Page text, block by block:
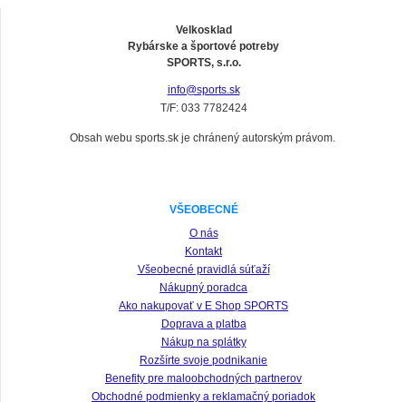
Velkosklad
Rybárske a športové potreby
SPORTS, s.r.o.
info@sports.sk
T/F: 033 7782424
Obsah webu sports.sk je chránený autorským právom.
VŠEOBECNÉ
O nás
Kontakt
Všeobecné pravidlá súťaží
Nákupný poradca
Ako nakupovať v E Shop SPORTS
Doprava a platba
Nákup na splátky
Rozšírte svoje podnikanie
Benefity pre maloobchodných partnerov
Obchodné podmienky a reklamačný poriadok